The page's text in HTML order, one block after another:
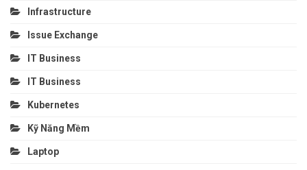
Infrastructure
Issue Exchange
IT Business
IT Business
Kubernetes
Kỹ Năng Mềm
Laptop